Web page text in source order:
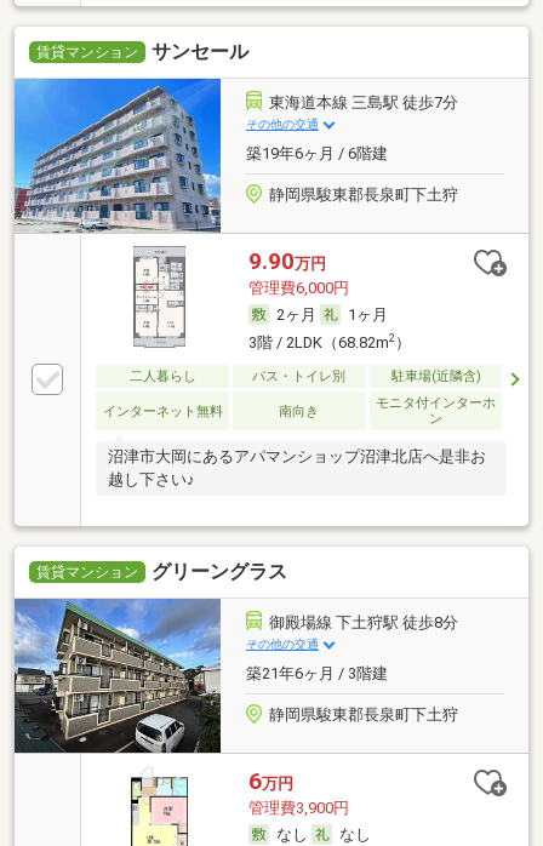
賃貸マンション サンセール
東海道本線 三島駅 徒歩7分
その他の交通
築19年6ヶ月 / 6階建
静岡県駿東郡長泉町下土狩
9.90万円
管理費6,000円
2ヶ月
1ヶ月
3階 / 2LDK（68.82m2）
二人暮らし バス・トイレ別 駐車場(近隣含)
インターネット無料 南向き
モニタ付インターホ
ン
沼津市大岡にあるアパマンショップ沼津北店へ是非お
越し下さい♪
賃貸マンション グリーングラス
御殿場線 下土狩駅 徒歩8分
その他の交通
築21年6ヶ月 / 3階建
静岡県駿東郡長泉町下土狩
6万円
管理費3,900円
なし
なし